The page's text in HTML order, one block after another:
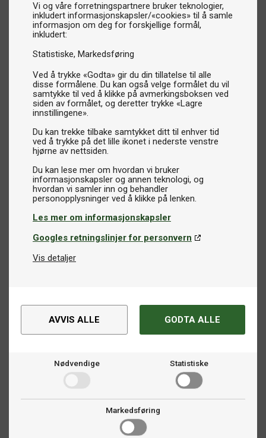
Vi og våre forretningspartnere bruker teknologier,
inkludert informasjonskapsler/«cookies» til å samle
informasjon om deg for forskjellige formål,
inkludert:
Statistiske Markedsføring
Ved å trykke «Godta» gir du din tillatelse til alle
disse formålene. Du kan også velge formålet du vil
samtykke til ved å klikke på avmerkingsboksen ved
siden av formålet, og deretter trykke «Lagre
innstillingene».
Du kan trekke tilbake samtykket ditt til enhver tid
ved å trykke på det lille ikonet i nederste venstre
hjørne av nettsiden.
Du kan lese mer om hvordan vi bruker
informasjonskapsler og annen teknologi, og
hvordan vi samler inn og behandler
Les mer om informasjonskapsler
Googles retningslinjer for personvern
Vis detaljer
AVVIS ALLE GODTA ALLE
Nødvendige Statistiske
Markedsføring